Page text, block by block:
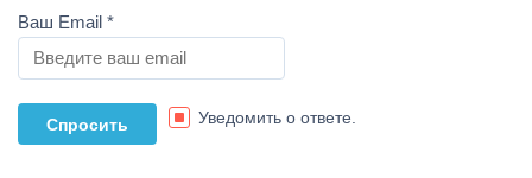
Ваш Email *
Уведомить о ответе.